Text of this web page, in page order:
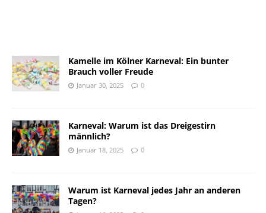
Kamelle im Kölner Karneval: Ein bunter
Brauch voller Freude
Januar 30, 2025 0
Karneval: Warum ist das Dreigestirn
männlich?
Januar 18, 2025 0
Warum ist Karneval jedes Jahr an anderen
Tagen?